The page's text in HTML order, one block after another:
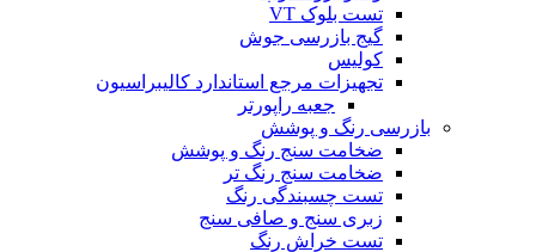
تست بلوک VT
گیج بازرسی جوش
کولیس
تجهیزات مرجع استاندارد کالیبراسیون
جعبه راپورتر
بازرسی رنگ و پوشش
ضخامت سنج رنگ و پوشش
ضخامت سنج رنگ تر
تست چسبندگی رنگ
زبری سنج و صافی سنج
تست خراش رنگ